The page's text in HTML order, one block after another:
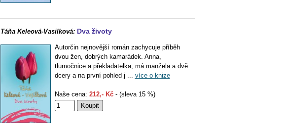
Táňa Keleová-Vasilková: Dva životy
Autorčin nejnovější román zachycuje příběh
dvou žen, dobrých kamarádek. Anna,
tlumočnice a překladatelka, má manžela a dvě
dcery a na první pohled j ... více o knize
Naše cena: 212,- Kč- (sleva 15 %)